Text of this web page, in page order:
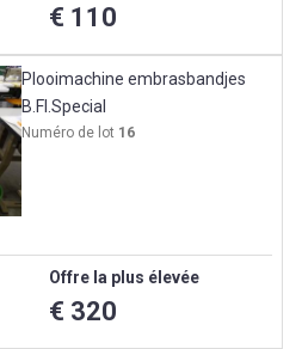
€ 110
Plooimachine embrasbandjes
B.Fl.Special
Numéro de lot 16
Offre la plus élevée
€ 320